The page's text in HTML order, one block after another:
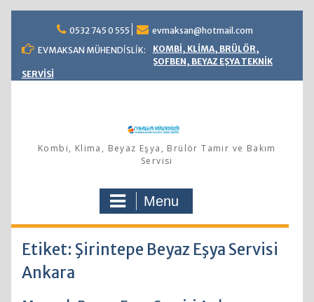
content
0532 745 0 555
evmaksan@hotmail.com
EVMAKSAN MÜHENDİSLİK:
KOMBİ, KLİMA, BRÜLÖR,
ŞOFBEN, BEYAZ EŞYA TEKNİK
SERVİSİ
Kombi, Klima, Beyaz Eşya, Brülör Tamir ve Bakım
Servisi
Menu
Etiket: Şirintepe Beyaz Eşya Servisi
Ankara